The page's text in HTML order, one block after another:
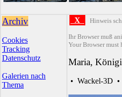
Archiv
Cookies
Tracking
Datenschutz
Galerien nach
Thema
X Hinweis
Ihr Browser muß
Your Browser must
Maria,
• Wackel-3D •